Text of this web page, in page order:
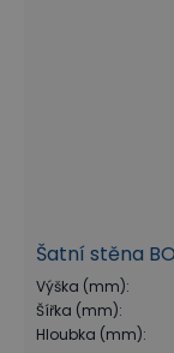
Šatní stěna
Výška (mm):
Šířka (mm):
Hloubka (mm):